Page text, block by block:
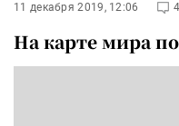
11 декабря 2019, 12:06
На карте мира